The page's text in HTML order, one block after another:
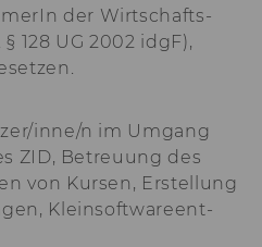
der Wirt­schafts­
128 UG 2002 idgF),
inne/n im Um­gang
ZID, Be­treu­ung des
von Kur­sen, Er­stel­lung
Klein­soft­ware­ent­
von LinkedIn.
Dieses Cookie
Dieses Cookie
eindeutige
Adobe Experience
Dieses Cookie